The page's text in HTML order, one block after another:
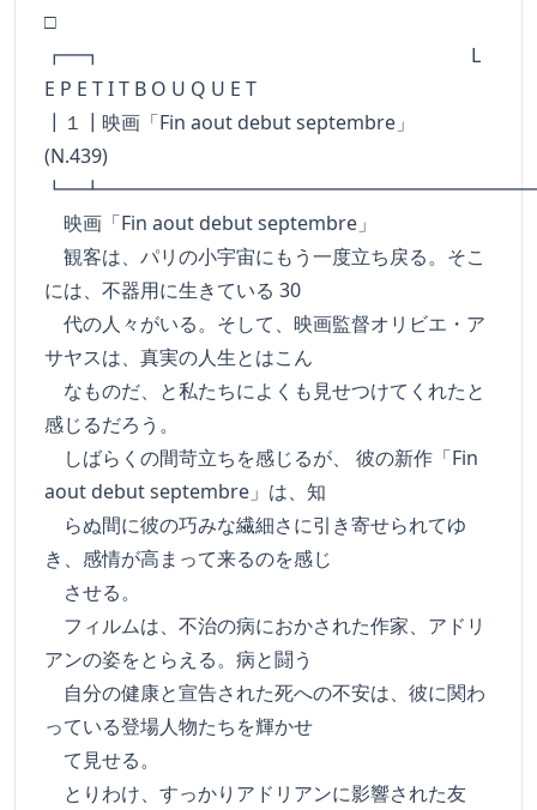
□
┏━┓ L
E P E T I T B O U Q U E T
┃１┃映画「Fin aout debut septembre」
(N.439)
映画「Fin aout debut septembre」
観客は、パリの小宇宙にもう一度立ち戻る。そこ
には、不器用に生きている 30
代の人々がいる。そして、映画監督オリビエ・ア
サヤスは、真実の人生とはこん
なものだ、と私たちによくも見せつけてくれたと
感じるだろう。
しばらくの間苛立ちを感じるが、 彼の新作「Fin
aout debut septembre」は、知
らぬ間に彼の巧みな繊細さに引き寄せられてゆ
き、感情が高まって来るのを感じ
させる。
フィルムは、不治の病におかされた作家、アドリ
アンの姿をとらえる。病と闘う
自分の健康と宣告された死への不安は、彼に関わ
っている登場人物たちを輝かせ
て見せる。
とりわけ、すっかりアドリアンに影響された友